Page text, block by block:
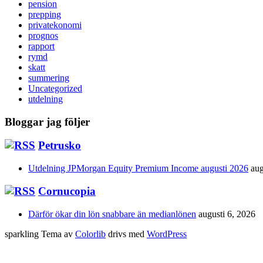
pension
prepping
privatekonomi
prognos
rapport
rymd
skatt
summering
Uncategorized
utdelning
Bloggar jag följer
Petrusko
Utdelning JPMorgan Equity Premium Income augusti 2026
Cornucopia
Därför ökar din lön snabbare än medianlönen augusti 6, 2026
sparkling Tema av Colorlib drivs med WordPress